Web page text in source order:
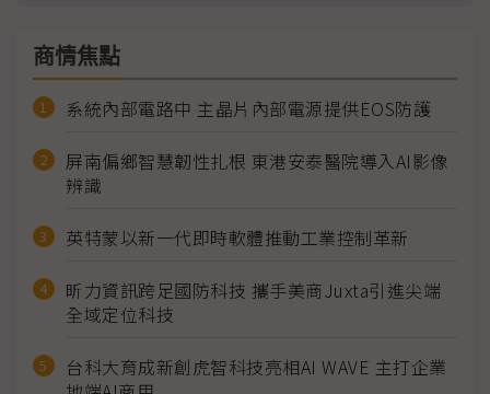
商情焦點
系統內部電路中 主晶片內部電源提供EOS防護
屏南偏鄉智慧韌性扎根 東港安泰醫院導入AI影像
辨識
英特蒙以新一代即時軟體推動工業控制革新
昕力資訊跨足國防科技 攜手美商Juxta引進尖端
全域定位科技
台科大育成新創虎智科技亮相AI WAVE 主打企業